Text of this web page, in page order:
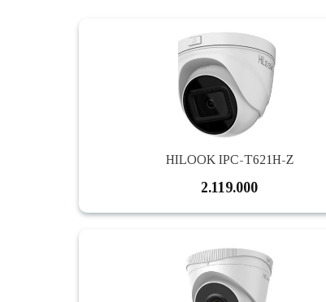
HILOOK IPC-T621H-Z
2.119.000